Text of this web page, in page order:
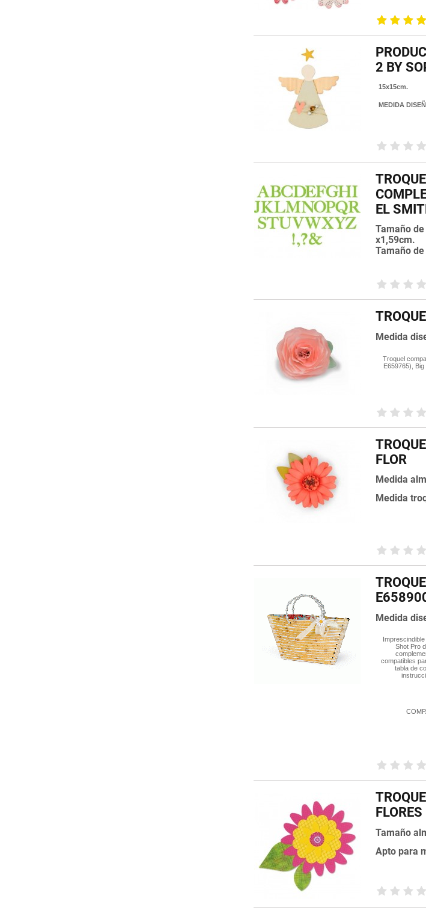
2 BY
15x15cm.
MEDIDA
EL
Tamaño
x1,59cm.
Tamaño
Medida
Troquel
E659765),
FLOR
Medida
Medida
Medida
Shot Pro
compatibles
tabla de
Tamaño
Apto para